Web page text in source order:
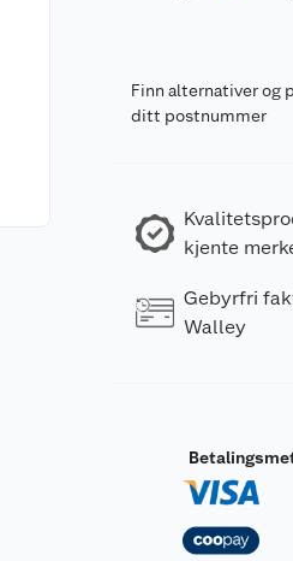
Finn alternativer og
ditt postnummer
kjente
Gebyrfri
Walley